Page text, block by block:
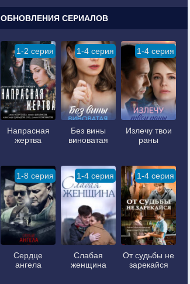
ОБНОВЛЕНИЯ СЕРИАЛОВ
1-2 серия
Напрасная
жертва
1-4 серия
Без вины
виноватая
1-4 серия
Излечу твои
раны
1-8 серия
Сердце
ангела
1-4 серия
Слабая
женщина
1-4 серия
От судьбы не
зарекайся